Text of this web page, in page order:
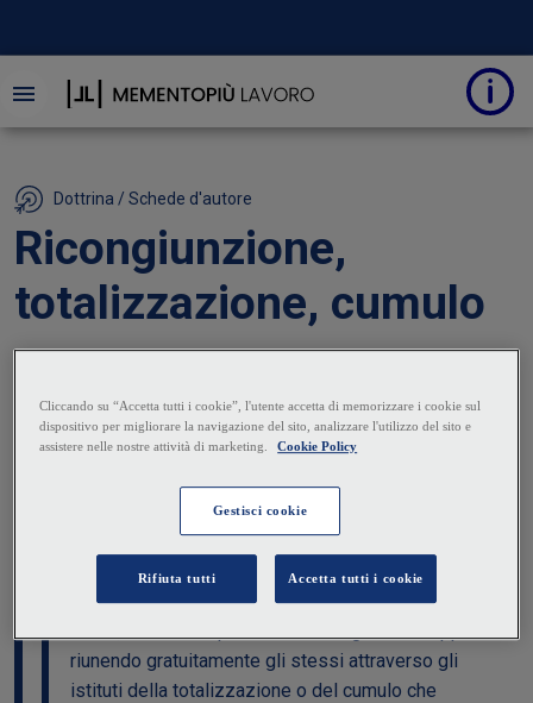
Dottrina / Schede d'autore
Ricongiunzione,
totalizzazione, cumulo
16 Febbraio 2026 |
L'assicurato durante la sua vita lavorativa può aver
maturato contribuzione in più di una gestione
controllata da INPS e/o in una o più casse
ordinistiche per i professionisti che sono iscritti ad
un Albo. L'interessato che avesse quindi posizioni
contributive in varie gestioni le può far dialogare
accentrando, in alcuni casi previo versamento di un
riunendo gratuitamente gli stessi attraverso gli
istituti della totalizzazione o del cumulo che